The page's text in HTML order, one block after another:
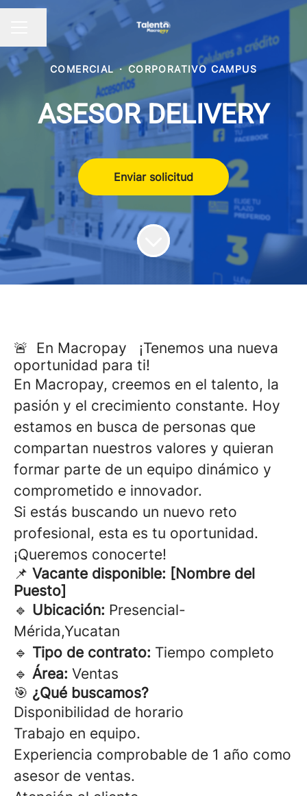
Menú de empleo
Compartir página
COMERCIAL · CORPORATIVO CAMPUS
ASESOR DELIVERY
Enviar solicitud
🚨 En Macropay ¡Tenemos una nueva
oportunidad para ti!
En Macropay, creemos en el talento, la
pasión y el crecimiento constante. Hoy
estamos en busca de personas que
compartan nuestros valores y quieran
formar parte de un equipo dinámico y
comprometido e innovador.
Si estás buscando un nuevo reto
profesional, esta es tu oportunidad.
¡Queremos conocerte!
📌 Vacante disponible: [Nombre del
Puesto]
🔹 Ubicación: Presencial-
Mérida,Yucatan
🔹 Tipo de contrato: Tiempo completo
🔹 Área: Ventas
🎯 ¿Qué buscamos?
Disponibilidad de horario
Trabajo en equipo.
Experiencia comprobable de 1 año como
asesor de ventas.